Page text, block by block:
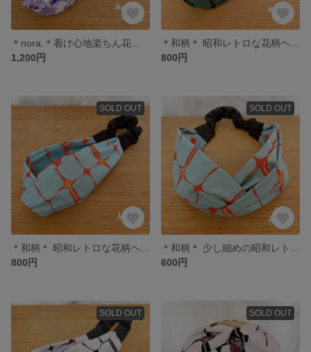
1,200円
800円
SOLD OUT
800円
SOLD OUT
600円
SOLD OUT SOLD OUT